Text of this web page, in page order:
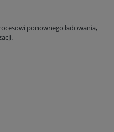
ponownego ładowania,